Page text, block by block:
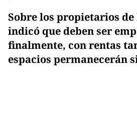
Sobre los propietarios
indicó que deben ser
finalmente, con rentas
espacios permanecerán